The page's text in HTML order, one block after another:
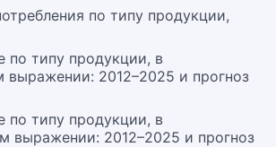
по типу продукции,
по типу продукции, в
выражении: 2012–2025 и прогноз
по типу продукции, в
выражении: 2012–2025 и прогноз